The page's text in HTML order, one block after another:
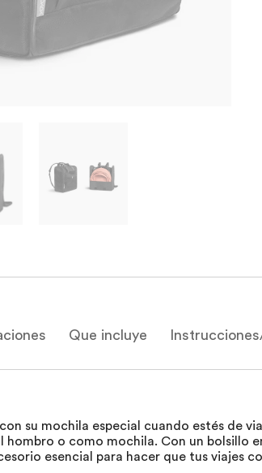
Que incluye
su mochila especial cuando estés de
hombro o como mochila. Con un bolsillo
esencial para hacer que tus viajes